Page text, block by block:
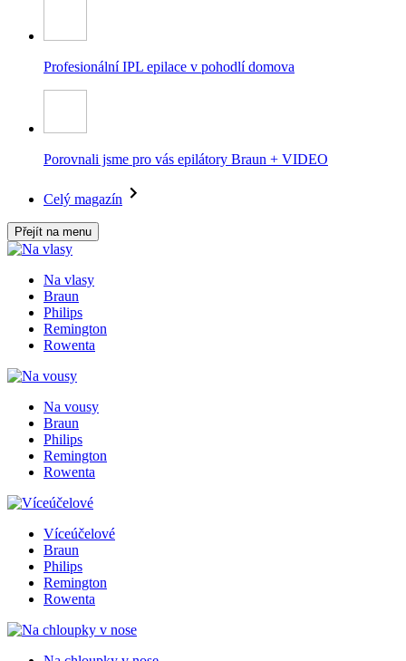
Profesionální IPL epilace v pohodlí domova
Porovnali jsme pro vás epilátory Braun + VIDEO
Celý magazín
Přejít na menu
Na vlasy
Braun
Philips
Remington
Rowenta
Na vousy
Braun
Philips
Remington
Rowenta
Víceúčelové
Braun
Philips
Remington
Rowenta